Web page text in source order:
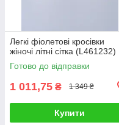
Легкі фіолетові кросівки
жіночі літні сітка (L461232)
Готово до відправки
1 011,75 ₴ 1 349 ₴
Купити